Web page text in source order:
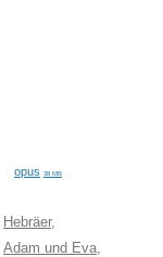
opus 38 MB
Hebräer,
Adam und Eva,